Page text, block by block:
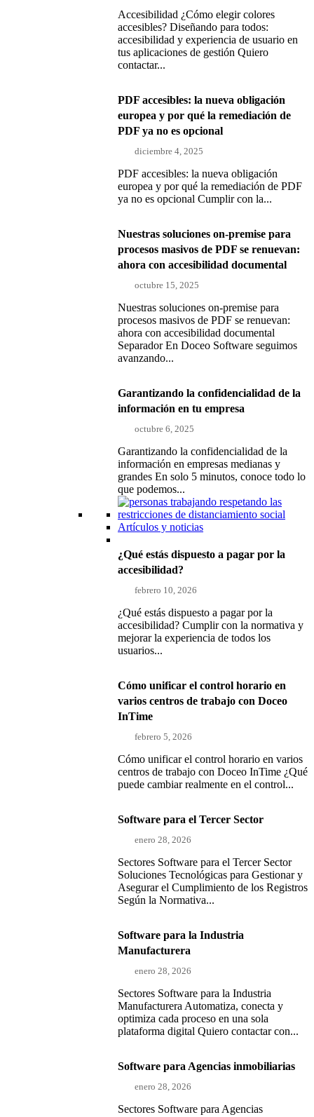
Accesibilidad ¿Cómo elegir colores
accesibles? Diseñando para todos:
accesibilidad y experiencia de usuario en
tus aplicaciones de gestión Quiero
contactar...
PDF accesibles: la nueva obligación
europea y por qué la remediación de
PDF ya no es opcional
diciembre 4, 2025
PDF accesibles: la nueva obligación
europea y por qué la remediación de PDF
ya no es opcional Cumplir con la...
Nuestras soluciones on-premise para
procesos masivos de PDF se renuevan:
ahora con accesibilidad documental
octubre 15, 2025
Nuestras soluciones on-premise para
procesos masivos de PDF se renuevan:
ahora con accesibilidad documental
Separador En Doceo Software seguimos
avanzando...
Garantizando la confidencialidad de la
información en tu empresa
octubre 6, 2025
Garantizando la confidencialidad de la
información en empresas medianas y
grandes En solo 5 minutos, conoce todo lo
que podemos...
Artículos y noticias
¿Qué estás dispuesto a pagar por la
accesibilidad?
febrero 10, 2026
¿Qué estás dispuesto a pagar por la
accesibilidad? Cumplir con la normativa y
mejorar la experiencia de todos los
usuarios...
Cómo unificar el control horario en
varios centros de trabajo con Doceo
InTime
febrero 5, 2026
Cómo unificar el control horario en varios
centros de trabajo con Doceo InTime ¿Qué
puede cambiar realmente en el control...
Software para el Tercer Sector
enero 28, 2026
Sectores Software para el Tercer Sector
Soluciones Tecnológicas para Gestionar y
Asegurar el Cumplimiento de los Registros
Según la Normativa...
Software para la Industria
Manufacturera
enero 28, 2026
Sectores Software para la Industria
Manufacturera Automatiza, conecta y
optimiza cada proceso en una sola
plataforma digital Quiero contactar con...
Software para Agencias inmobiliarias
enero 28, 2026
Sectores Software para Agencias